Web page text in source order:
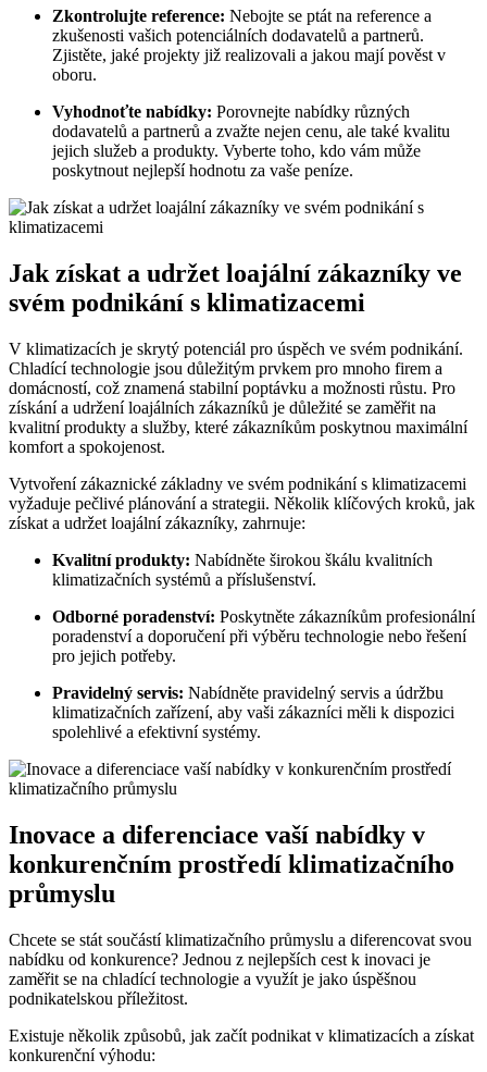
Zkontrolujte reference: Nebojte se ptát na reference a
zkušenosti vašich potenciálních dodavatelů a partnerů.
Zjistěte, jaké projekty již realizovali a jakou mají pověst v
oboru.
Vyhodnoťte nabídky: Porovnejte nabídky různých
dodavatelů a partnerů a zvažte nejen cenu, ale také kvalitu
jejich služeb a produkty. Vyberte toho, kdo vám může
poskytnout nejlepší hodnotu za vaše peníze.
Jak získat a udržet loajální zákazníky ve
svém podnikání s klimatizacemi
V klimatizacích je skrytý potenciál pro úspěch ve svém podnikání.
Chladící technologie jsou důležitým prvkem pro mnoho firem a
domácností, což znamená stabilní poptávku a možnosti růstu. Pro
získání a udržení loajálních zákazníků je důležité se zaměřit na
kvalitní produkty a služby, které zákazníkům poskytnou maximální
komfort a spokojenost.
Vytvoření zákaznické základny ve svém podnikání s klimatizacemi
vyžaduje pečlivé plánování a strategii. Několik klíčových kroků, jak
získat a udržet loajální zákazníky, zahrnuje:
Kvalitní produkty: Nabídněte širokou škálu kvalitních
klimatizačních systémů a příslušenství.
Odborné poradenství: Poskytněte zákazníkům profesionální
poradenství a doporučení při výběru technologie nebo řešení
pro jejich potřeby.
Pravidelný servis: Nabídněte pravidelný servis a údržbu
klimatizačních zařízení, aby vaši zákazníci měli k dispozici
spolehlivé a efektivní systémy.
Inovace a diferenciace vaší nabídky v
konkurenčním prostředí klimatizačního
průmyslu
Chcete se stát součástí klimatizačního průmyslu a diferencovat svou
nabídku od konkurence? Jednou z nejlepších cest k inovaci je
zaměřit se na chladící technologie a využít je jako úspěšnou
podnikatelskou příležitost.
Existuje několik způsobů, jak začít podnikat v klimatizacích a získat
konkurenční výhodu: